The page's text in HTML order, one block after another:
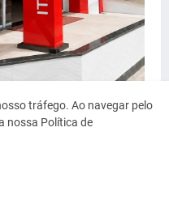
tráfego. Ao navegar pelo
nossa Política de